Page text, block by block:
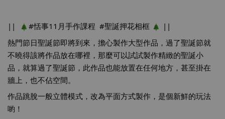
|| #恬事11月手作課程 #聖誕押花相框
||
熱門節日聖誕節即將到來，擔心製作大型作品，過了聖誕節就
不曉得該將作品放在哪裡，那麼可以試試製作精緻的聖誕小
品，就算過了聖誕節，此作品也能放置在任何地方，甚至掛在
牆上，也不佔空間。
作品跳脫一般立體模式，改為平面方式製作，是個新鮮的玩法
喲！